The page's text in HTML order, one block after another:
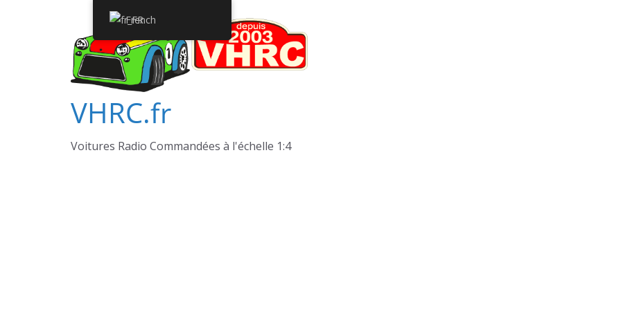
VHRC.fr
Voitures Radio Commandées à l'échelle 1:4
French